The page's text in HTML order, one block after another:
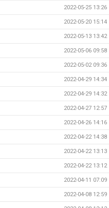
2022-05-25 13:26
2022-05-20 15:14
2022-05-13 13:42
2022-05-06 09:58
2022-05-02 09:36
2022-04-29 14:34
2022-04-29 14:32
2022-04-27 12:57
2022-04-26 14:16
2022-04-22 14:38
2022-04-22 13:13
2022-04-22 13:12
2022-04-11 07:09
2022-04-08 12:59